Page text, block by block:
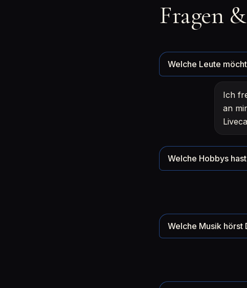
Fragen
Welche Leute
Ich
an
Welche Hobbys
Welche Musik hörst